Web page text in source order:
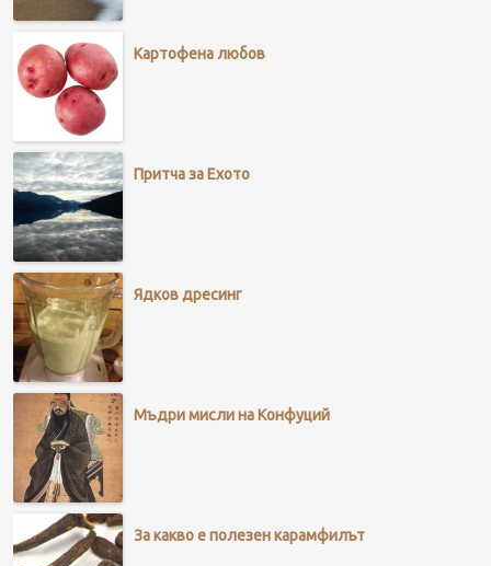
Картофена любов
Притча за Ехото
Ядков дресинг
Мъдри мисли на Конфуций
За какво е полезен карамфилът